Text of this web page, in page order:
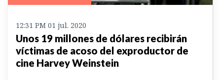
12:31 PM 01 jul. 2020
Unos 19 millones de dólares recibirán
víctimas de acoso del exproductor de
cine Harvey Weinstein